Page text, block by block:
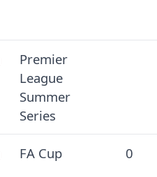
Premier
League
Summer
Series
FA Cup 0